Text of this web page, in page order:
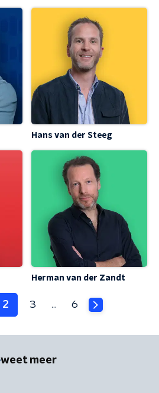
Hans van der Steeg
Herman van der Zandt
2 3 … 6
weet meer